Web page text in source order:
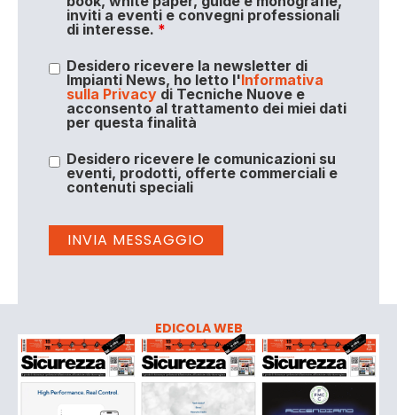
inviti a eventi e convegni professionali
di interesse. *
Desidero ricevere la newsletter di
Impianti News, ho letto l'Informativa
sulla Privacydi Tecniche Nuove e
acconsento al trattamento dei miei dati
per questa finalità
Desidero ricevere le comunicazioni su
eventi, prodotti, offerte commerciali e
contenuti speciali
EDICOLA WEB